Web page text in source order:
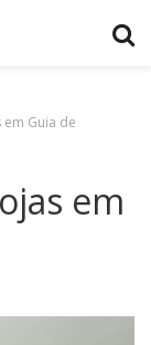
em Guia de
em